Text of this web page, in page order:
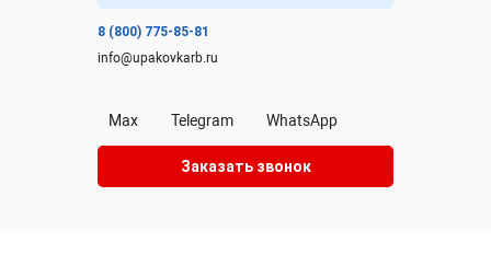
8 (800) 775-85-81
info@upakovkarb.ru
Max Telegram WhatsApp
Заказать звонок